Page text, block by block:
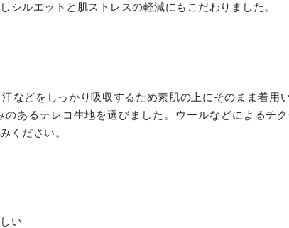
シルエットと肌ストレスの軽減にもこだわりました。
などをしっかり吸収するため素肌の上にそのまま着用
あるテレコ生地を選びました。ウールなどによるチ
ください。
い